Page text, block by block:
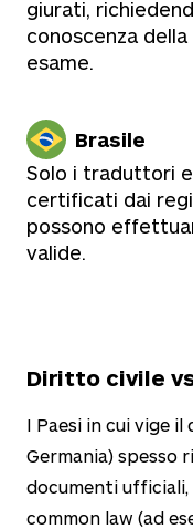
giurati,
conoscenza
esame.
Brasile
Solo i traduttori
certificati dai
possono
valide.
Diritto civile
I Paesi in cui vige
Germania) spesso
documenti
common law (ad